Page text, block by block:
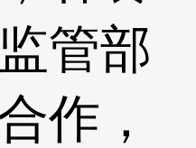
管部
作，